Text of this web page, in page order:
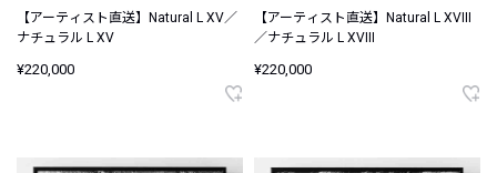
【アーティスト直送】Natural L XV／
ナチュラル L XV
¥220,000
【アーティスト直送】Natural L XVIII
／ナチュラル L XVIII
¥220,000